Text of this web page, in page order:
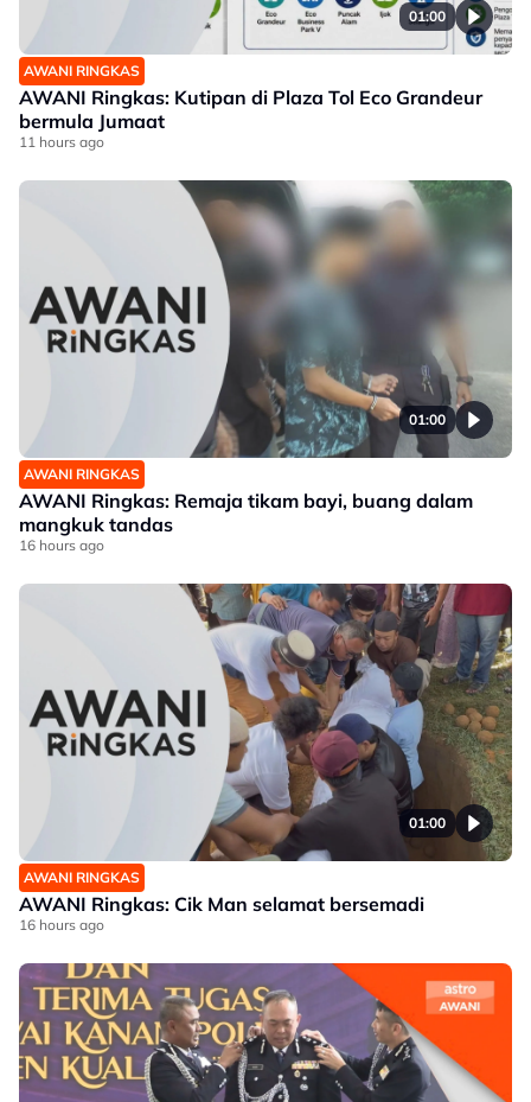
01:00
AWANI RINGKAS
AWANI Ringkas: Kutipan di Plaza Tol Eco Grandeur
bermula Jumaat
11 hours ago
01:00
AWANI RINGKAS
AWANI Ringkas: Remaja tikam bayi, buang dalam
mangkuk tandas
16 hours ago
01:00
AWANI RINGKAS
AWANI Ringkas: Cik Man selamat bersemadi
16 hours ago